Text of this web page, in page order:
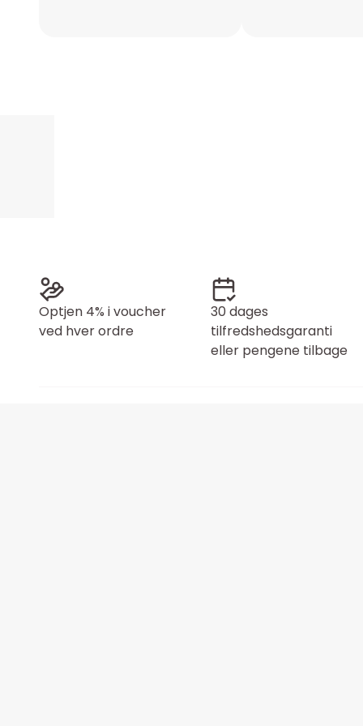
Optjen 4% i voucher
ved hver ordre
30 dages
tilfredshedsgaranti
eller pengene tilbage